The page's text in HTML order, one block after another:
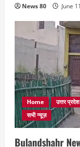
News 80 June
Home उत्तर प्रदेश
सभी न्यूज़
Bulandshahr